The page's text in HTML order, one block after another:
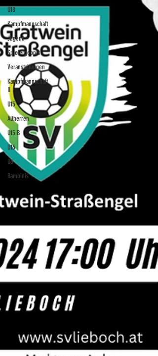
U18
Kampfmannschaft
Jugend
Spielergebnis
Veranstaltungen
Kampfmannschaft
II
U15
Altherren
U15 B
U16
U6
Bambinis